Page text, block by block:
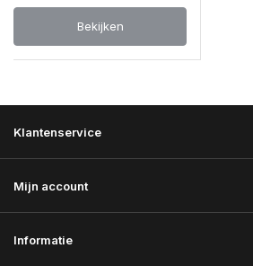
Bekijken
Klantenservice
Mijn account
Informatie